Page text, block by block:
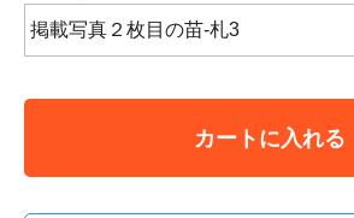
カートに入れる